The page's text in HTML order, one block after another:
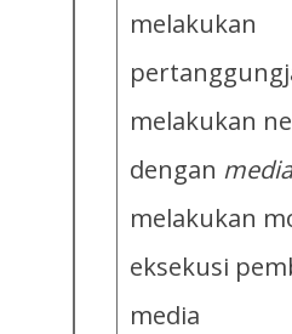
melakukan
melakukan
dengan
melakukan
eksekusi
media